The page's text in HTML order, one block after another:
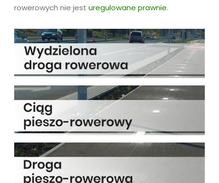
rowerowych nie jest uregulowane prawnie.